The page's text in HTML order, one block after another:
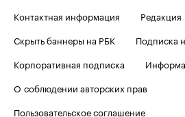
Контактная информация
Редакция
Скрыть баннеры на РБК
Подписка
Корпоративная подписка
О соблюдении авторских прав
Пользовательское соглашение